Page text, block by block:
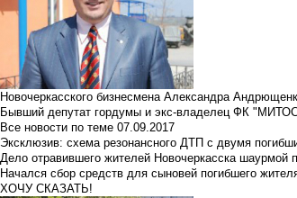
Новочеркасского бизнесмена Александра
Бывший депутат гордумы и экс-владелец ФК
Все новости по теме 07.09.2017
Эксклюзив: схема резонансного ДТП с двумя
Дело отравившего жителей Новочеркасска шаурмой
Начался сбор средств для сыновей погибшего
ХОЧУ СКАЗАТЬ!